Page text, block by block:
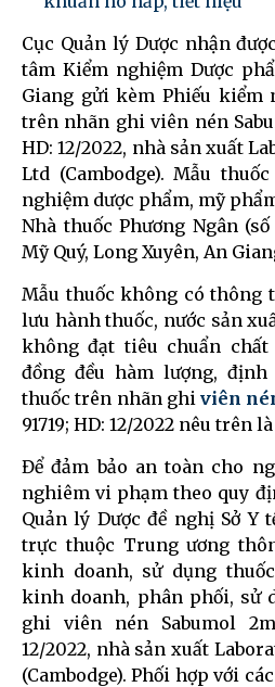
Cục Quản lý Dược nhận
tâm Kiểm nghiệm Dược
Giang gửi kèm Phiếu kiểm
trên nhãn ghi viên nén
HD: 12/2022, nhà sản xuất
Ltd (Cambodge). Mẫu
nghiệm dược phẩm, mỹ
Nhà thuốc Phương Ngân
Mỹ Quý, Long Xuyên, An
Mẫu thuốc không có thông
lưu hành thuốc, nước sản
không đạt tiêu chuẩn
đồng đều hàm lượng, định
thuốc trên nhãn ghi viên
91719; HD: 12/2022 nêu trên
Để đảm bảo an toàn cho
nghiêm vi phạm theo quy
Quản lý Dược đề nghị Sở Y
trực thuộc Trung ương
kinh doanh, sử dụng
kinh doanh, phân phối, sử
ghi viên nén Sabumol
12/2022, nhà sản xuất
(Cambodge). Phối hợp với